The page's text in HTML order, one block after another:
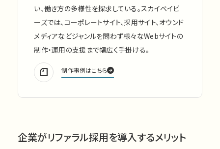
い、働き方の多様性を探求している。スカイベイビ
ーズでは、コーポレートサイト、採用サイト、オウンド
メディアなどジャンルを問わず様々なWebサイトの
制作・運用の支援まで幅広く手掛ける。
制作事例はこちら
企業がリファラル採用を導入するメリット